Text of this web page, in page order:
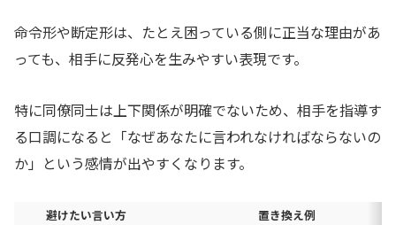
命令形や断定形は、たとえ困っている側に正当な理由があ
っても、相手に反発心を生みやすい表現です。
特に同僚同士は上下関係が明確でないため、相手を指導す
る口調になると「なぜあなたに言われなければならないの
か」という感情が出やすくなります。
避けたい言い方
置き換え例